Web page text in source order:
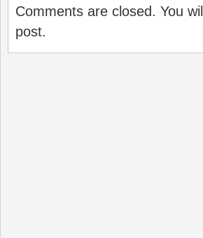
Comments are closed. You
post.